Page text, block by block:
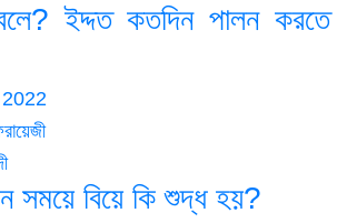
ইদ্দত কতদিন পালন করতে
সময়ে বিয়ে কি শুদ্ধ হয়?